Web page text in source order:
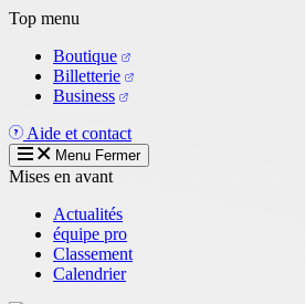
Aller
contenu
principal
Top menu
Boutique
Billetterie
Business
Aide et contact
Menu Fermer
Mises en avant
Actualités
équipe pro
Classement
Calendrier